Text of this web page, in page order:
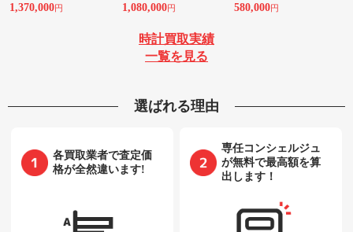
1,370,000円 1,080,000円 580,000円
時計買取実績
一覧を見る
選ばれる理由
各買取業者で査定価
格が全然違います!
専任コンシェルジュ
が無料で最高額を算
出します！